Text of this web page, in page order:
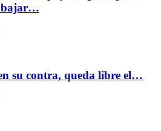
su contra, queda libre el…